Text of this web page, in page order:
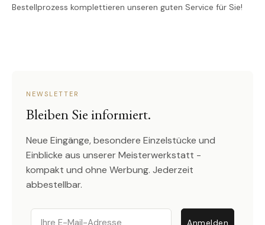
Bestellprozess komplettieren unseren guten Service für Sie!
NEWSLETTER
Bleiben Sie informiert.
Neue Eingänge, besondere Einzelstücke und
Einblicke aus unserer Meisterwerkstatt -
kompakt und ohne Werbung. Jederzeit
abbestellbar.
Email
Anmelden